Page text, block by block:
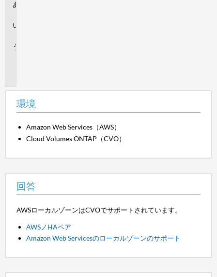
環境
Amazon Web Services（AWS）
Cloud Volumes ONTAP（CVO）
回答
AWSローカルゾーンはCVOでサポートされています。
AWSノHAペア
Amazon Web Servicesのローカルゾーンのサポート